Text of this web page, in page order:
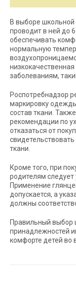
В выборе
проводит в ней до
обеспечивать
нормальную
заболеваниям,
Роспотребнадзор
маркировку
состав ткани.
рекомендации по
отказаться от
ткани.
Кроме того, при
родителям следует
Применение
допускается, а
должны
Правильный
принадлежностей
комфорте детей во